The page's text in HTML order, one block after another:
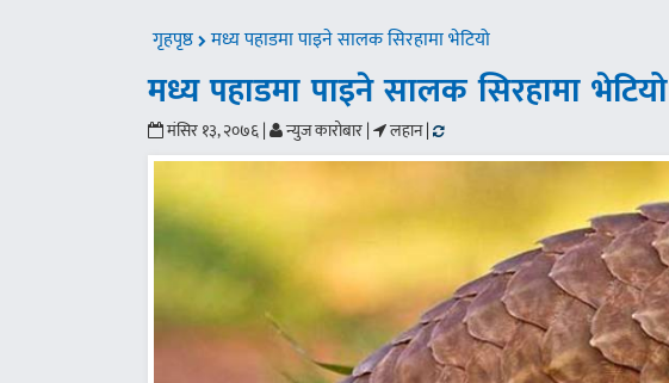
गृहपृष्ठ मध्य पहाडमा पाइने सालक सिरहामा भेटियो
मध्य पहाडमा पाइने सालक सिरहामा भेटियो
मंसिर १३, २०७६ | न्युज कारोबार | लहान |